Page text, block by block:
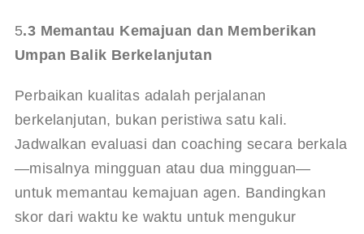
5.3 Memantau Kemajuan dan Memberikan
Umpan Balik Berkelanjutan
Perbaikan kualitas adalah perjalanan
berkelanjutan, bukan peristiwa satu kali.
Jadwalkan evaluasi dan coaching secara berkala
—misalnya mingguan atau dua mingguan—
untuk memantau kemajuan agen. Bandingkan
skor dari waktu ke waktu untuk mengukur